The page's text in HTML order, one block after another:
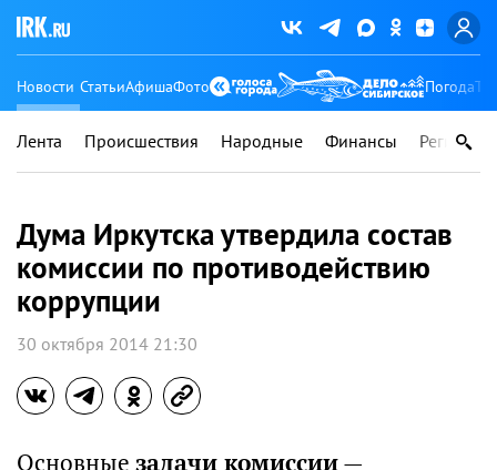
Новости СтатьиАфишаФото Погода
Лента Происшествия Народные Финансы Регионы
Дума Иркутска утвердила состав
комиссии по противодействию
коррупции
30 октября 2014 21:30
Основные задачи комиссии—